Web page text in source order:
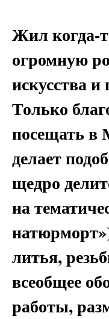
Жил когда-
огромную
искусства
Только
посещать в
делает
щедро
на
литья,
всеобщее
работы,